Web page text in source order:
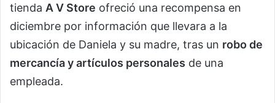
tienda A V Store ofreció una recompensa en
diciembre por información que llevara a la
ubicación de Daniela y su madre, tras un robo de
mercancía y artículos personales de una
empleada.